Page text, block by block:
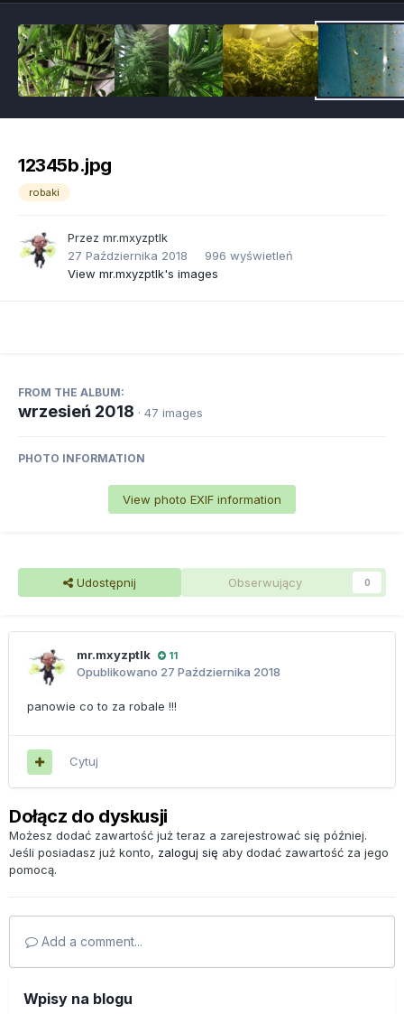
12345b.jpg
robaki
Przez mr.mxyzptlk
27 Października 2018
996 wyświetleń
View mr.mxyzptlk's images
FROM THE ALBUM:
wrzesień 2018 · 47 images
PHOTO INFORMATION
View photo EXIF information
Udostępnij Obserwujący 0
mr.mxyzptlk 11
Opublikowano 27 Października 2018
panowie co to za robale !!!
Cytuj
Dołącz do dyskusji
Możesz dodać zawartość już teraz a zarejestrować się później.
Jeśli posiadasz już konto, zaloguj się aby dodać zawartość za jego
pomocą.
Add a comment...
Wpisy na blogu